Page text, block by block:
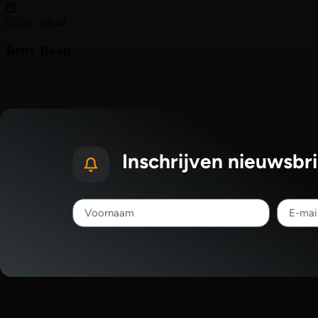
Inschrijven